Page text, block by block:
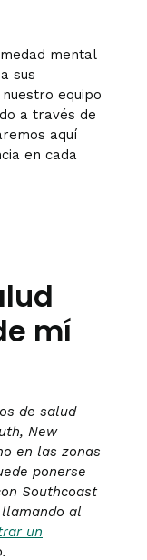
mental
sus
equipo
a través de
aquí
en cada
mí
de salud
New
en las zonas
ponerse
Southcoast
al
un